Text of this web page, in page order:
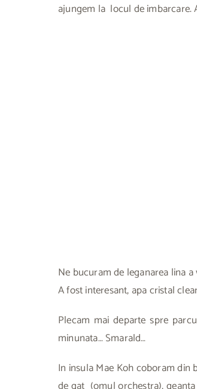
ajungem la locul de imbarcare.
Ne bucuram de leganarea lina
A fost interesant, apa cristal
Plecam mai departe spre
minunata… Smarald…
In insula Mae Koh coboram din